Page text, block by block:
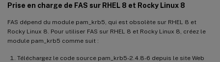
Prise en charge de FAS sur RHEL 8 et Rocky Linux 8
FAS dépend du module pam_krb5, qui est obsolète sur RHEL 8 et
Rocky Linux 8. Pour utiliser FAS sur RHEL 8 et Rocky Linux 8, créez le
module pam_krb5 comme suit :
Téléchargez le code source pam_krb5-2.4.8-6 depuis le site Web